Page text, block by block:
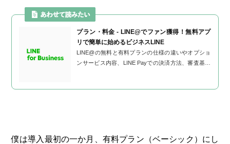
プラン・料金 - LINE@でファン獲得！無料アプ
リで簡単に始めるビジネスLINE
LINE@の無料と有料プランの仕様の違いやオプショ
ンサービス内容、LINE Payでの決済方法、審査基準
僕は導入最初の一か月、有料プラン（ベーシック）にし